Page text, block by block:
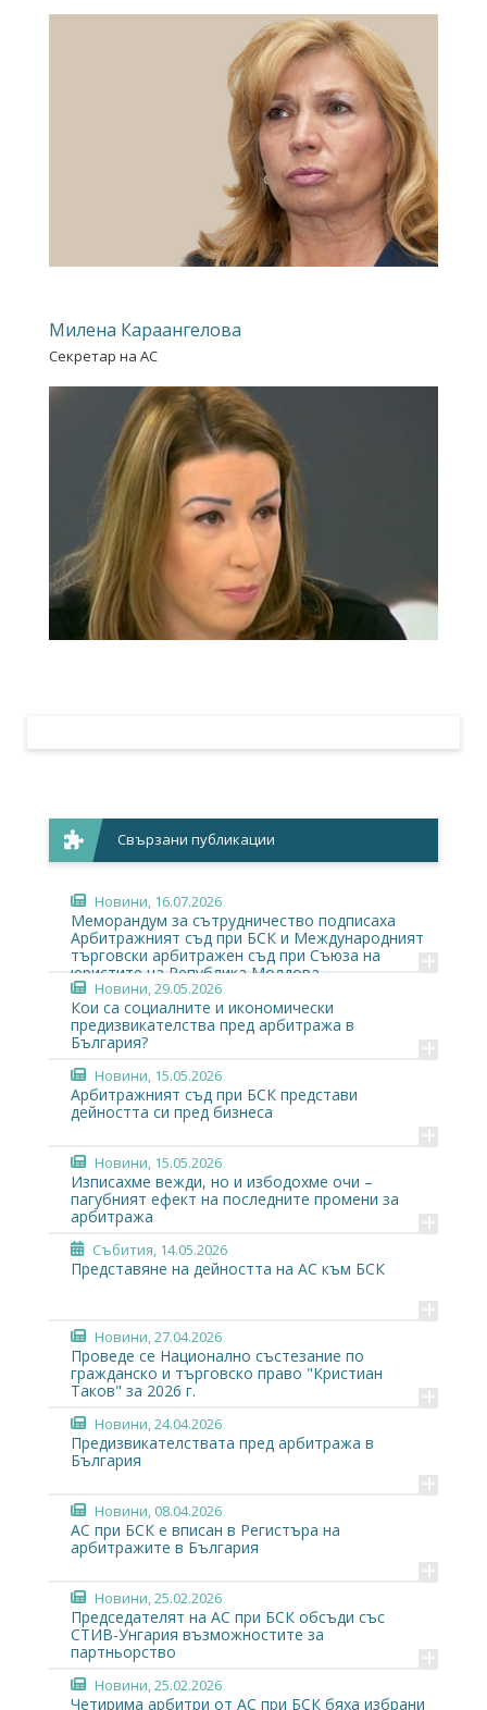
Милена Караангелова
Секретар на АС
Свързани публикации
Новини, 16.07.2026
Меморандум за сътрудничество подписаха
Арбитражният съд при БСК и Международният
търговски арбитражен съд при Съюза на
юристите на Република Молдова.
+
Новини, 29.05.2026
Кои са социалните и икономически
предизвикателства пред арбитража в
България?
+
Новини, 15.05.2026
Арбитражният съд при БСК представи
дейността си пред бизнеса
+
Новини, 15.05.2026
Изписахме вежди, но и избодохме очи –
пагубният ефект на последните промени за
арбитража
+
Събития, 14.05.2026
Представяне на дейността на АС към БСК
+
Новини, 27.04.2026
Проведе се Национално състезание по
гражданско и търговско право "Кристиан
Таков" за 2026 г.
+
Новини, 24.04.2026
Предизвикателствата пред арбитража в
България
+
Новини, 08.04.2026
АС при БСК е вписан в Регистъра на
арбитражите в България
+
Новини, 25.02.2026
Председателят на АС при БСК обсъди със
СТИВ-Унгария възможностите за
партньорство
+
Новини, 25.02.2026
Четирима арбитри от АС при БСК бяха избрани